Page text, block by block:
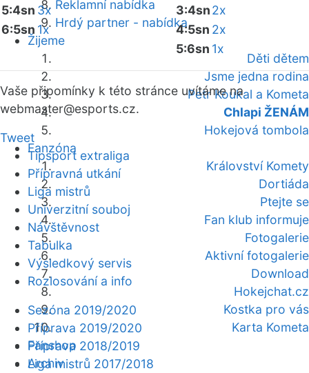
Reklamní nabídka
Hrdý partner - nabídka
Žijeme
Děti dětem
Jsme jedna rodina
Petr Koukal a Kometa
Chlapi ŽENÁM
Hokejová tombola
Fanzóna
Království Komety
Dortiáda
Ptejte se
Fan klub informuje
Fotogalerie
Aktivní fotogalerie
Download
Hokejchat.cz
Kostka pro vás
Karta Kometa
Fanshop
Archiv
5:4sn 3x
6:5sn 1x
3:4sn2x
4:5sn 2x
5:6sn 1x
Vaše připomínky k této stránce uvítáme na
webmaster@esports.cz.
Tweet
Tipsport extraliga
Přípravná utkání
Liga mistrů
Univerzitní souboj
Návštěvnost
Tabulka
Výsledkový servis
Rozlosování a info
Sezóna 2019/2020
Příprava 2019/2020
Příprava 2018/2019
Liga mistrů 2017/2018